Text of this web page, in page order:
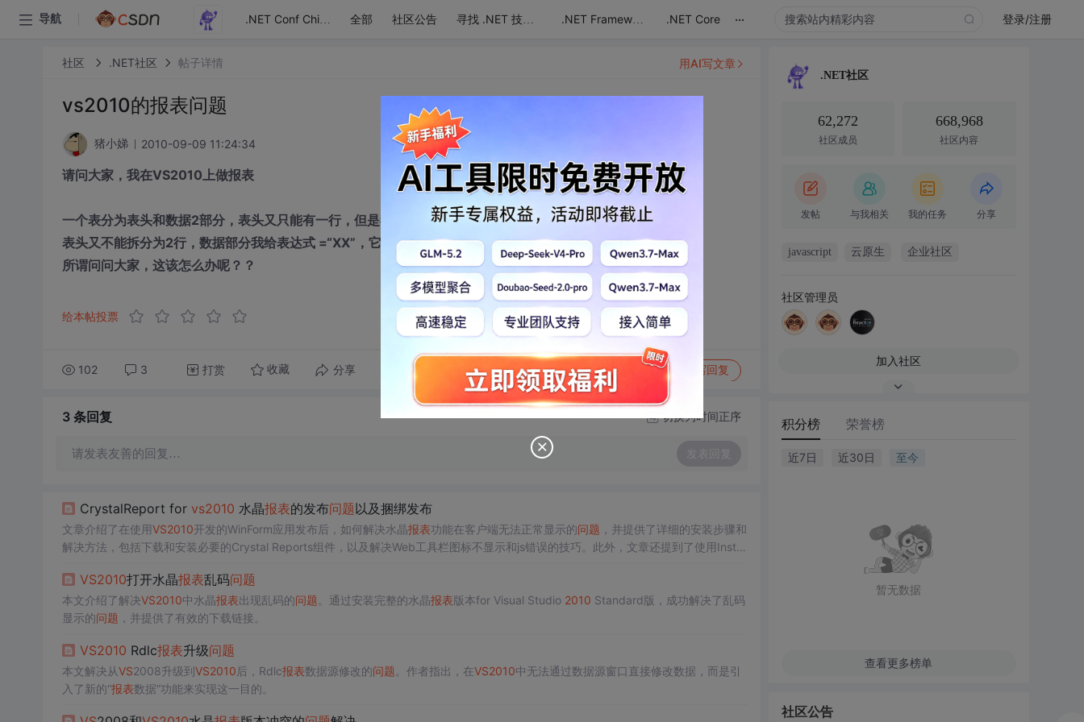
导航 .NET Conf China 全部 社区公告 寻找 .NET 技术达人 .NET Framework .NET Core ... 登录/注册
社区 .NET社区 帖子详情
vs2010的报表问题
猪小娣 2010-09-09 11:24:34
请问大家，我在VS2010上做报表
一个表分为表头和数据2部分，表头又只能有一行，但是我报表的效果，表头的文字描述是需要2行的，
表头又不能拆分为2行，数据部分我给表达式 =“XX”，它也不显示，
所谓问问大家，这该怎么办呢？？
给本帖投票
102 3 打赏 收藏 分享 转发到动态 举报 写回复
用AI写文章
3 条回复 切换为时间正序
请发表友善的回复… 发表回复
CrystalReport for vs2010 水晶报表的发布问题以及捆绑发布
文章介绍了在使用VS2010开发的WinForm应用发布后，如何解决水晶报表功能在客户端无法正常显示的问题 ，并提供了详细的安装步骤和
解决方法，包括下载和安装必要的Crystal Reports组件，以及解决Web工具栏图标不显示和js错误的技巧。此外，文章还提到了使用Install
VS2010打开水晶报表乱码问题
本文介绍了解决VS2010中水晶报表出现乱码的问题 。通过安装完整的水晶报表版本for Visual Studio 2010 Standard版，成功解决了乱码
显示的问题 ，并提供了有效的下载链接。
VS2010 Rdlc报表升级问题
本文解决从VS2008升级到VS2010后，Rdlc报表数据源修改的问题 。作者指出，在VS2010中无法通过数据源窗口直接修改数据，而是引
入了新的“报表数据”功能来实现这一目的。
.NET社区
62,272
社区成员
668,968
社区内容
发帖 与我相关 我的任务 分享
javascript 云原生 企业社区
社区管理员
加入社区
积分榜 荣誉榜
近7日 近30日 至今
暂无数据
查看更多榜单
社区公告